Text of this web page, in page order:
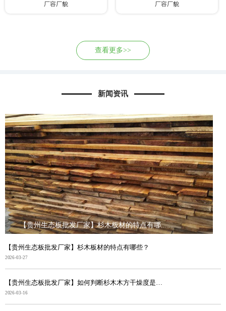
厂容厂貌 厂容厂貌
查看更多>>
新闻资讯
【贵州生态板批发厂家】杉木板材的特点有哪......
【贵州生态板批发厂家】杉木板材的特点有哪些？
2026-03-27
2026-03-16